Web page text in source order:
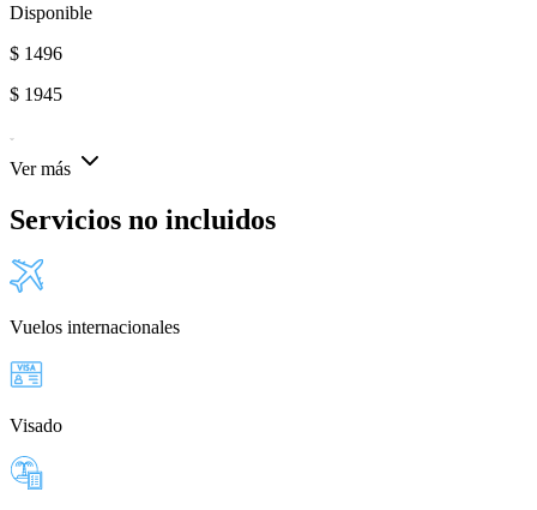
Disponible
$ 1496
$ 1945
Ver más
Servicios no incluidos
Vuelos internacionales
Visado